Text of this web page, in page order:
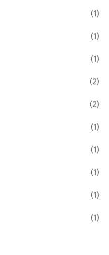
(1)
(1)
(1)
(2)
(2)
(1)
(1)
(1)
(1)
(1)